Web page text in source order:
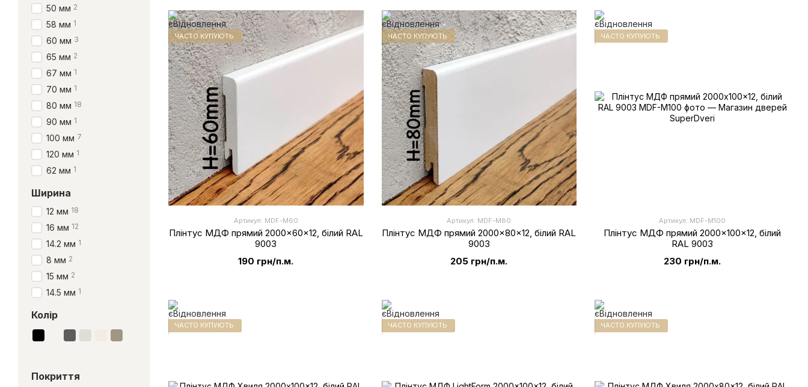
ЧАСТО КУПУЮТЬ
Артикул: MDF-М60
Плінтус МДФ прямий 2000x60x12, білий RAL
9003
190 грн/п.м.
ЧАСТО КУПУЮТЬ
Артикул: MDF-М80
Плінтус МДФ прямий 2000x80x12, білий RAL
9003
205 грн/п.м.
ЧАСТО КУПУЮТЬ
Артикул: MDF-М100
Плінтус МДФ прямий 2000x100x12, білий
RAL 9003
230 грн/п.м.
ЧАСТО КУПУЮТЬ ЧАСТО КУПУЮТЬ ЧАСТО КУПУЮТЬ
50 мм 2
58 мм 1
60 мм 3
65 мм 2
67 мм 1
70 мм 1
80 мм 18
90 мм 1
100 мм 7
120 мм 1
62 мм 1
Ширина
12 мм 18
16 мм 12
14.2 мм 1
8 мм 2
15 мм 2
14.5 мм 1
Колір
Покриття